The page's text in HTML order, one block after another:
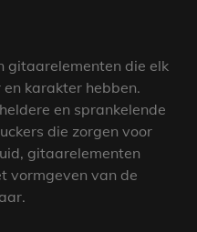
gitaarelementen die elk
en karakter hebben.
en sprankelende
die zorgen voor
gitaarelementen
vormgeven van de